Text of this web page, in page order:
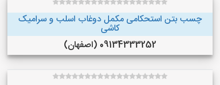
چسب بتن استحکامی مکمل دوغاب اسلب و سرامیک
کاشی
09134333252 (اصفهان)